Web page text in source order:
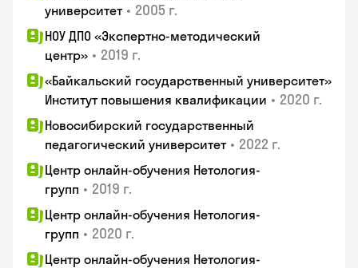
университет • 2005 г.
НОУ ДПО «Экспертно-методический
центр» • 2019 г.
«Байкальский государственный университет»
Институт повышения квалификации • 2020 г.
Новосибирский государственный
педагогический университет • 2022 г.
Центр онлайн-обучения Нетология-
групп • 2019 г.
Центр онлайн-обучения Нетология-
групп • 2020 г.
Центр онлайн-обучения Нетология-